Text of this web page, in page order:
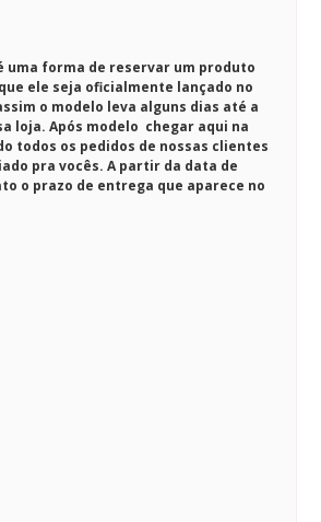
uma forma de reservar um produto
ele seja oficialmente lançado no
o modelo leva alguns dias até a
loja. Após modelo chegar aqui na
todos os pedidos de nossas clientes
pra vocês. A partir da data de
o prazo de entrega que aparece no